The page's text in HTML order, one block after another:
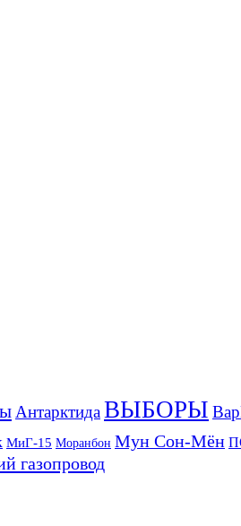
АнтарктидаВЫБОРЫ
МиГ-15 Моранбон Мун Сон-Мён
газопровод